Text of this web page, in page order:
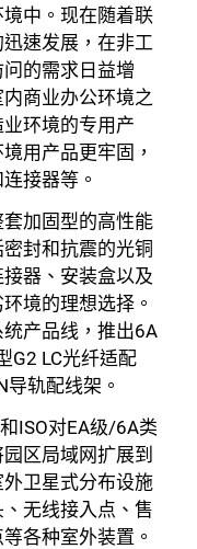
中。现在随着联
速发展，在非工
的需求日益增
商业办公环境之
环境的专用产
用产品更牢固，
接器等。
加固型的高性能
封和抗震的光铜
器、安装盒以及
境的理想选择。
产品线，推出6A
G2 LC光纤适配
轨配线架。
ISO对EA级/6A类
区局域网扩展到
卫星式分布设施
无线接入点、售
各种室外装置。